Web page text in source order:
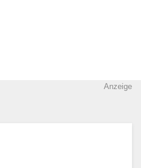
Anzeige